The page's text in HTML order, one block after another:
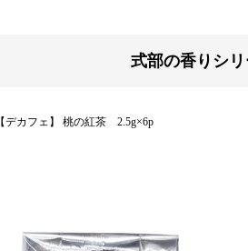
式部の香りシ
【デカフェ】 桃の紅茶 2.5g×6p